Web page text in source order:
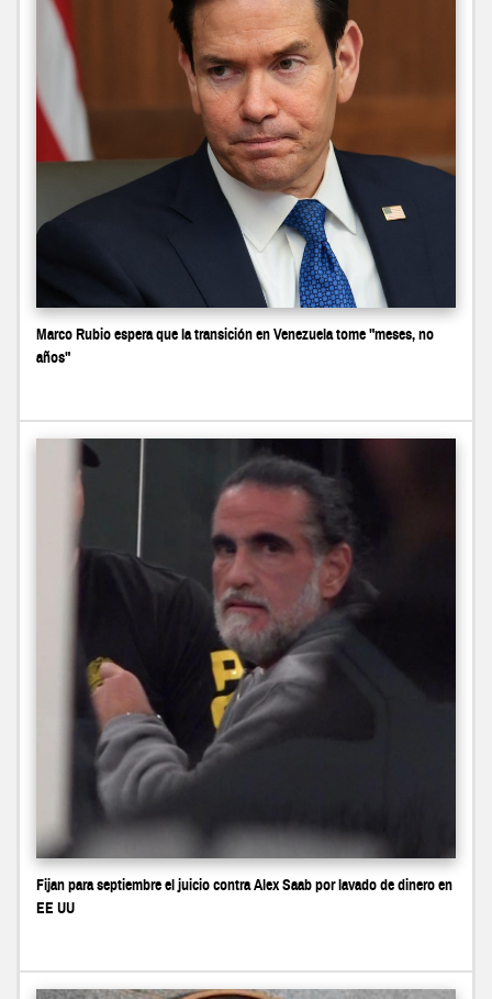
Marco Rubio espera que la transición en Venezuela tome "meses, no
años"
Fijan para septiembre el juicio contra Alex Saab por lavado de dinero en
EE UU